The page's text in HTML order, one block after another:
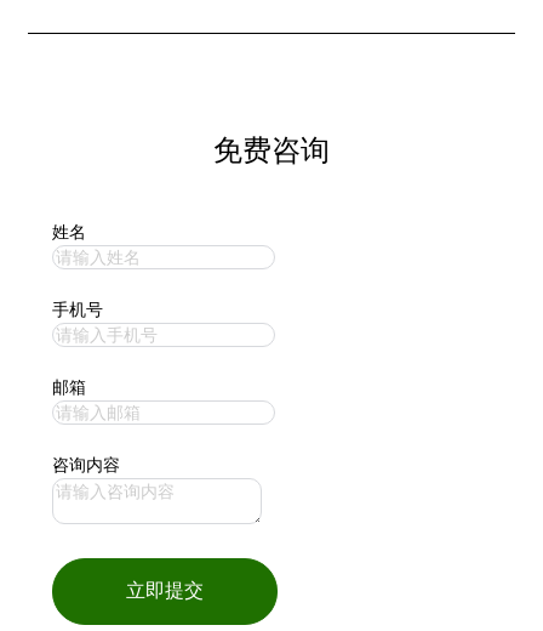
免费咨询
姓名
手机号
邮箱
咨询内容
立即提交